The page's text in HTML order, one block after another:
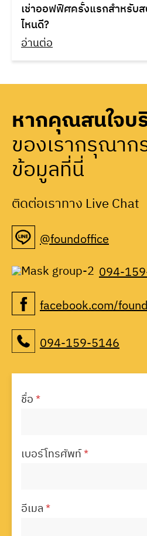
เช่าออฟฟิศครั้งแรกสำหรับ
ไหนดี?
อ่านต่อ
หากคุณสนใจบ
ของเรากรุณาก
ข้อมูลที่นี่
ติดต่อเราทาง Live Chat
@foundoffice
094-
facebook.com/
094-159-5146
ชื่อ*
เบอร์โทรศัพท์*
อีเมล*